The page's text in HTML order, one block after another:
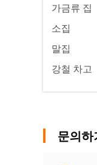
가금류 집
소집
말집
강철 차고
문의하